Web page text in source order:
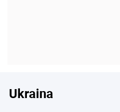
Ukraina